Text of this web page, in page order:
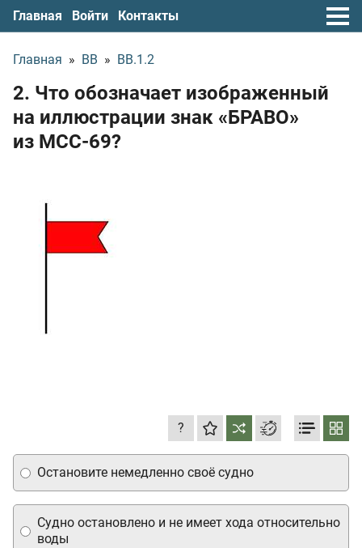
Главная Войти Контакты
Главная » ВВ » ВВ.1.2
2. Что обозначает изображенный
на иллюстрации знак «БРАВО»
из МСС-69?
?
Остановите немедленно своё судно
Судно остановлено и не имеет хода относительно
воды